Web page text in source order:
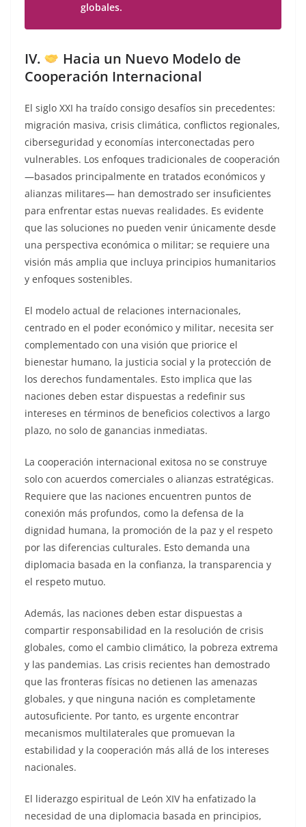
globales.
IV.
Hacia un Nuevo Modelo de
Cooperación Internacional
El siglo XXI ha traído consigo desafíos sin precedentes:
migración masiva, crisis climática, conflictos regionales,
ciberseguridad y economías interconectadas pero
vulnerables. Los enfoques tradicionales de cooperación
—basados principalmente en tratados económicos y
alianzas militares— han demostrado ser insuficientes
para enfrentar estas nuevas realidades. Es evidente
que las soluciones no pueden venir únicamente desde
una perspectiva económica o militar; se requiere una
visión más amplia que incluya principios humanitarios
y enfoques sostenibles.
El modelo actual de relaciones internacionales,
centrado en el poder económico y militar, necesita ser
complementado con una visión que priorice el
bienestar humano, la justicia social y la protección de
los derechos fundamentales. Esto implica que las
naciones deben estar dispuestas a redefinir sus
intereses en términos de beneficios colectivos a largo
plazo, no solo de ganancias inmediatas.
La cooperación internacional exitosa no se construye
solo con acuerdos comerciales o alianzas estratégicas.
Requiere que las naciones encuentren puntos de
conexión más profundos, como la defensa de la
dignidad humana, la promoción de la paz y el respeto
por las diferencias culturales. Esto demanda una
diplomacia basada en la confianza, la transparencia y
el respeto mutuo.
Además, las naciones deben estar dispuestas a
compartir responsabilidad en la resolución de crisis
globales, como el cambio climático, la pobreza extrema
y las pandemias. Las crisis recientes han demostrado
que las fronteras físicas no detienen las amenazas
globales, y que ninguna nación es completamente
autosuficiente. Por tanto, es urgente encontrar
mecanismos multilaterales que promuevan la
estabilidad y la cooperación más allá de los intereses
nacionales.
El liderazgo espiritual de León XIV ha enfatizado la
necesidad de una diplomacia basada en principios,